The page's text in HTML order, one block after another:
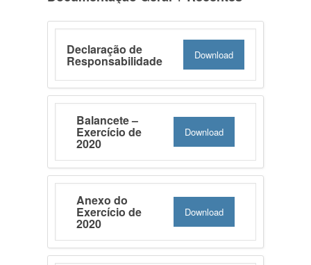
Declaração de
Responsabilidade Download
Balancete –
Exercício de
2020
Download
Anexo do
Exercício de
2020
Download